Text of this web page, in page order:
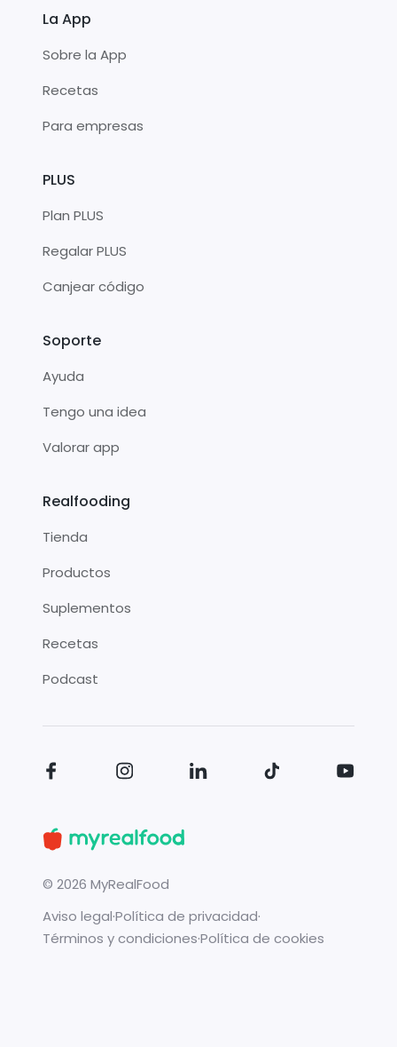
La App
Sobre la App
Recetas
Para empresas
PLUS
Plan PLUS
Regalar PLUS
Canjear código
Soporte
Ayuda
Tengo una idea
Valorar app
Realfooding
Tienda
Productos
Suplementos
Recetas
Podcast
© 2026 MyRealFood
Aviso legal·Política de privacidad·
Términos y condiciones·Política de cookies